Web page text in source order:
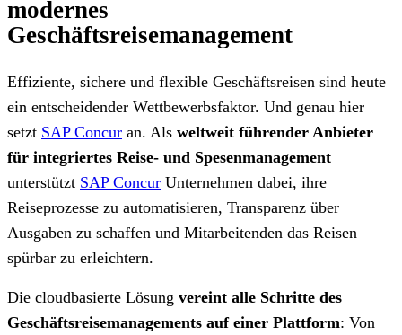
modernes
Geschäftsreisemanagement
Effiziente, sichere und flexible Geschäftsreisen sind heute
ein entscheidender Wettbewerbsfaktor. Und genau hier
setzt SAP Concur an. Als weltweit führender Anbieter
für integriertes Reise- und Spesenmanagement
unterstützt SAP Concur Unternehmen dabei, ihre
Reiseprozesse zu automatisieren, Transparenz über
Ausgaben zu schaffen und Mitarbeitenden das Reisen
spürbar zu erleichtern.
Die cloudbasierte Lösung vereint alle Schritte des
Geschäftsreisemanagements auf einer Plattform: Von